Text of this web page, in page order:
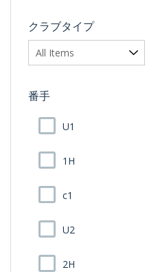
クラブタイプ
番手
U1
1H
c1
U2
2H